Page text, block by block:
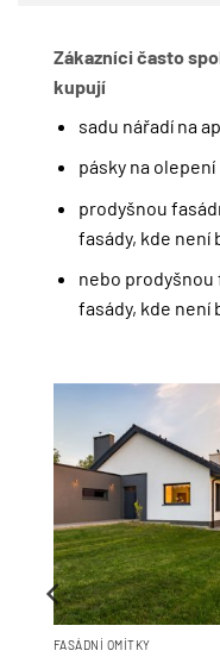
Zákazníci často
kupují
sadu nářadí na
pásky na
prodyšnou
fasády, kde
nebo prodyšnou
fasády, kde
FASÁDNÍ OMÍTKY